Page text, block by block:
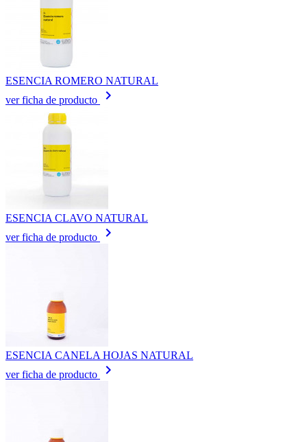
ESENCIA ROMERO NATURAL
ver ficha de producto
keyboard_arrow_right
ESENCIA CLAVO NATURAL
ver ficha de producto
keyboard_arrow_right
ESENCIA CANELA HOJAS NATURAL
ver ficha de producto
keyboard_arrow_right